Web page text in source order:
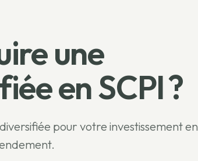
une
en SCPI ?
pour votre investissement en